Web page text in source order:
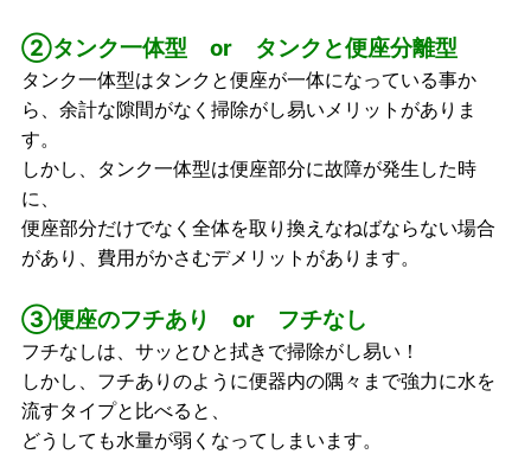
②タンク一体型 or タンクと便座分離型
タンク一体型はタンクと便座が一体になっている事か
ら、余計な隙間がなく掃除がし易いメリットがありま
す。
しかし、タンク一体型は便座部分に故障が発生した時
に、
便座部分だけでなく全体を取り換えなねばならない場合
があり、費用がかさむデメリットがあります。
③便座のフチあり or フチなし
フチなしは、サッとひと拭きで掃除がし易い！
しかし、フチありのように便器内の隅々まで強力に水を
流すタイプと比べると、
どうしても水量が弱くなってしまいます。